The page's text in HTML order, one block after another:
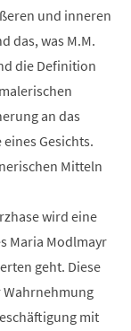
und inneren
das, was M.M.
die Definition
an das
Gesichts.
Mitteln
wird eine
Maria Modlmayr
geht. Diese
Wahrnehmung
mit